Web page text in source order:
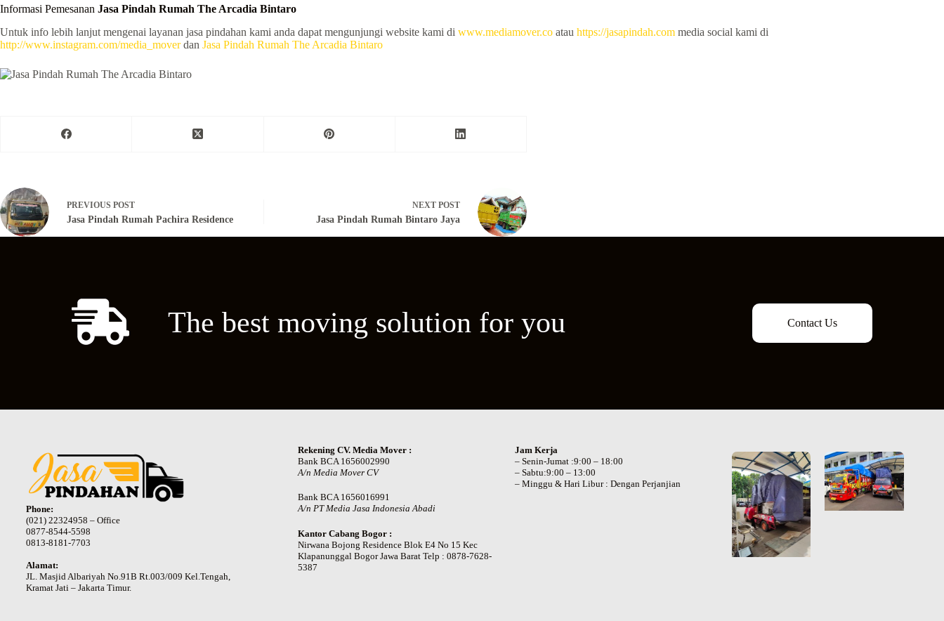
Informasi Pemesanan Jasa Pindah Rumah The Arcadia Bintaro
Untuk info lebih lanjut mengenai layanan jasa pindahan kami anda dapat mengunjungi website kami di www.mediamover.co atau https://jasapindah.com media social kami di
http://www.instagram.com/media_moverdan Jasa Pindah Rumah The Arcadia Bintaro
PREVIOUS POST
Jasa Pindah Rumah Pachira Residence
NEXT POST
Jasa Pindah Rumah Bintaro Jaya
The best moving solution for you Contact Us
Phone:
(021) 22324958 – Office
0877-8544-5598
0813-8181-7703
Alamat:
JL. Masjid Albariyah No.91B Rt.003/009 Kel.Tengah,
Kramat Jati – Jakarta Timur.
Rekening CV. Media Mover :
Bank BCA 1656002990
A/n Media Mover CV
Bank BCA 1656016991
A/n PT Media Jasa Indonesia Abadi
Kantor Cabang Bogor :
Nirwana Bojong Residence Blok E4 No 15 Kec
Klapanunggal Bogor Jawa Barat Telp : 0878-7628-
5387
Jam Kerja
– Senin-Jumat :9:00 – 18:00
– Sabtu:9:00 – 13:00
– Minggu & Hari Libur : Dengan Perjanjian